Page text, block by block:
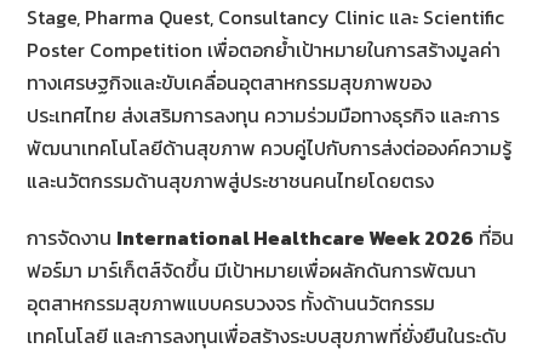
Stage, Pharma Quest, Consultancy Clinic และ Scientific
Poster Competition เพื่อตอกย้ำเป้าหมายในการสร้างมูลค่า
ทางเศรษฐกิจและขับเคลื่อนอุตสาหกรรมสุขภาพของ
ประเทศไทย ส่งเสริมการลงทุน ความร่วมมือทางธุรกิจ และการ
พัฒนาเทคโนโลยีด้านสุขภาพ ควบคู่ไปกับการส่งต่อองค์ความรู้
และนวัตกรรมด้านสุขภาพสู่ประชาชนคนไทยโดยตรง
การจัดงาน International Healthcare Week 2026 ที่อิน
ฟอร์มา มาร์เก็ตส์จัดขึ้น มีเป้าหมายเพื่อผลักดันการพัฒนา
อุตสาหกรรมสุขภาพแบบครบวงจร ทั้งด้านนวัตกรรม
เทคโนโลยี และการลงทุนเพื่อสร้างระบบสุขภาพที่ยั่งยืนในระดับ